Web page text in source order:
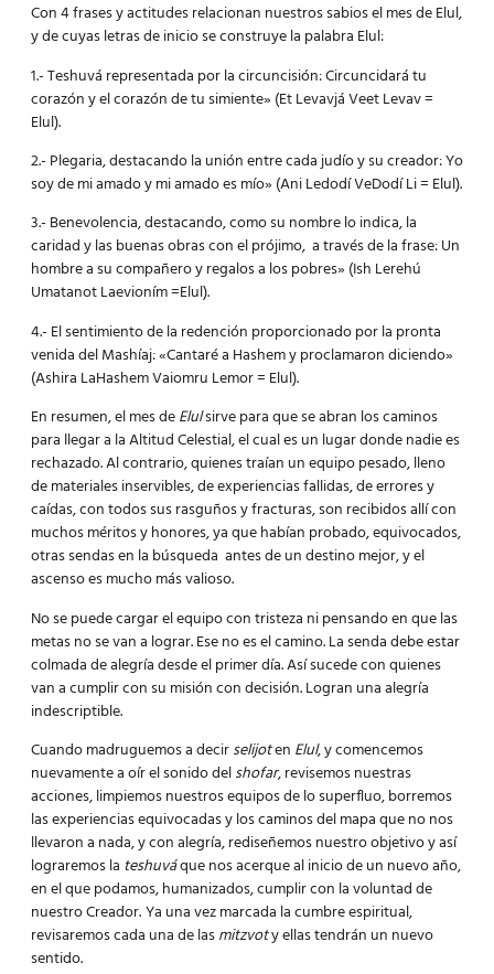
Con 4 frases y actitudes relacionan nuestros sabios el mes de Elul,
y de cuyas letras de inicio se construye la palabra Elul:
1.- Teshuvá representada por la circuncisión: Circuncidará tu
corazón y el corazón de tu simiente» (Et Levavjá Veet Levav =
Elul).
2.- Plegaria, destacando la unión entre cada judío y su creador: Yo
soy de mi amado y mi amado es mío» (Ani Ledodí VeDodí Li = Elul).
3.- Benevolencia, destacando, como su nombre lo indica, la
caridad y las buenas obras con el prójimo, a través de la frase: Un
hombre a su compañero y regalos a los pobres» (Ish Lerehú
Umatanot Laevioním =Elul).
4.- El sentimiento de la redención proporcionado por la pronta
venida del Mashíaj: «Cantaré a Hashem y proclamaron diciendo»
(Ashira LaHashem Vaiomru Lemor = Elul).
En resumen, el mes deElulsirve para que se abran los caminos
para llegar a la Altitud Celestial, el cual es un lugar donde nadie es
rechazado. Al contrario, quienes traían un equipo pesado, lleno
de materiales inservibles, de experiencias fallidas, de errores y
caídas, con todos sus rasguños y fracturas, son recibidos allí con
muchos méritos y honores, ya que habían probado, equivocados,
otras sendas en la búsqueda antes de un destino mejor, y el
ascenso es mucho más valioso.
No se puede cargar el equipo con tristeza ni pensando en que las
metas no se van a lograr. Ese no es el camino. La senda debe estar
colmada de alegría desde el primer día. Así sucede con quienes
van a cumplir con su misión con decisión. Logran una alegría
indescriptible.
Cuando madruguemos a decirselijoten Elul, y comencemos
nuevamente a oír el sonido delshofar, revisemos nuestras
acciones, limpiemos nuestros equipos de lo superfluo, borremos
las experiencias equivocadas y los caminos del mapa que no nos
llevaron a nada, y con alegría, rediseñemos nuestro objetivo y así
lograremos la teshuváque nos acerque al inicio de un nuevo año,
en el que podamos, humanizados, cumplir con la voluntad de
nuestro Creador.Ya una vez marcada la cumbre espiritual,
revisaremos cada una de lasmitzvoty ellas tendrán un nuevo
sentido.